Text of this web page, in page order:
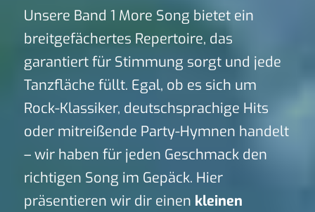
Unsere Band 1 More Song bietet ein
breitgefächertes Repertoire, das
garantiert für Stimmung sorgt und jede
Tanzfläche füllt. Egal, ob es sich um
Rock-Klassiker, deutschsprachige Hits
oder mitreißende Party-Hymnen handelt
– wir haben für jeden Geschmack den
richtigen Song im Gepäck. Hier
präsentieren wir dir einen kleinen